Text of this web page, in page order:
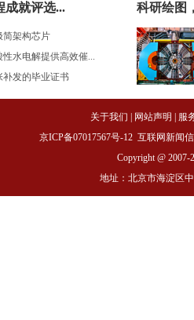
成就评选...
简架构芯片
水电解提供高效催...
补发的毕业证书
科研绘图
关于我们 网站声明
服
京ICP备07017567号-12 互联网新闻
Copyright @ 2007-
地址：北京市海淀区